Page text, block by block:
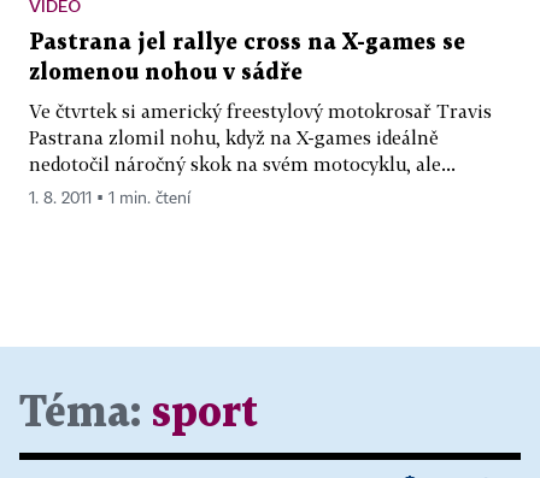
VIDEO
Pastrana jel rallye cross na X-games se
zlomenou nohou v sádře
Ve čtvrtek si americký freestylový motokrosař Travis
Pastrana zlomil nohu, když na X-games ideálně
nedotočil náročný skok na svém motocyklu, ale...
1. 8. 2011 ▪ 1 min. čtení
Téma: sport